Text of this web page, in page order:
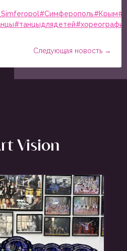
#Симферополь#Крым
#танцыдлядетей#хореография
Следующая новость→
Vision